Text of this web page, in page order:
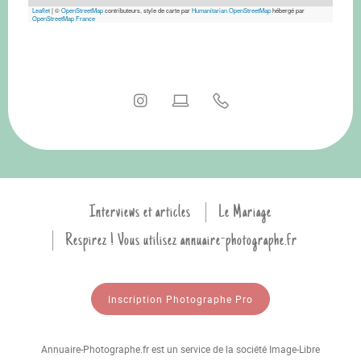
Leaflet|©OpenStreetMapcontributeurs, style de carte parHumanitarian OpenStreetMaphébergé par
OpenStreetMap France
Interviews et articles
Le Mariage
Respirez ! Vous utilisez annuaire-photographe.fr
Inscription Photographe Pro
Annuaire-Photographe.fr est un service de la société Image-Libre